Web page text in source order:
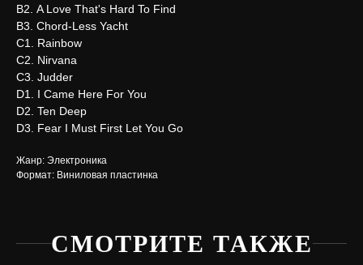
В2. A Love That's Hard To Find
В3. Chord-Less Yacht
С1. Rainbow
С2. Nirvana
С3. Judder
D1. I Came Here For You
D2. Ten Deep
D3. Fear I Must First Let You Go
Жанр: Электроника
Формат: Виниловая пластинка
СМОТРИТЕ ТАКЖЕ